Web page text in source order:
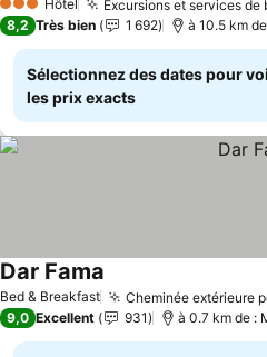
3 ÉtoilesHôtel Excursions et services de
8,2 Très bien 1 692 à 10.5 km
Sélectionnez des dates pour
les prix exacts
Bed & Breakfast Cheminée extérieure
Dar Fama
9,0 Excellent 931 à 0.7 km de :